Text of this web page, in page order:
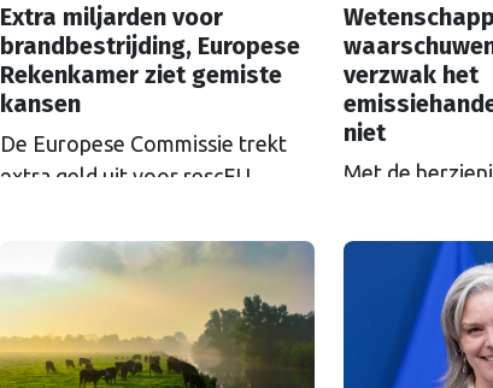
Extra miljarden voor
brandbestrijding, Europese
Rekenkamer ziet gemiste
kansen
De Europese Commissie trekt
extra geld uit voor rescEU,
Maar dat geld wordt niet altijd
even goed uitgegeven, ziet de
Europese Rekenkamer.
verzwak het
niet
Met de
zicht, groeien
de
versoepeld